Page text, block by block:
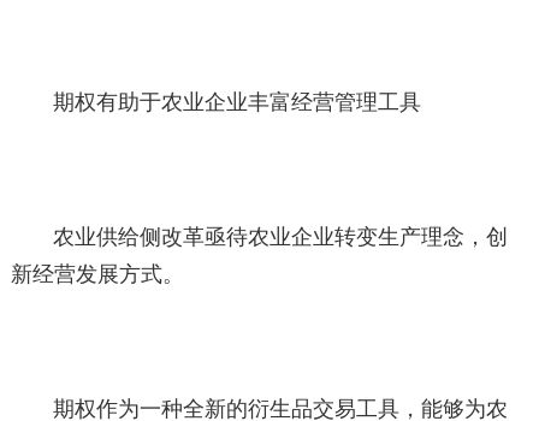
期权有助于农业企业丰富经营管理工具
农业供给侧改革亟待农业企业转变生产理念，创
新经营发展方式。
期权作为一种全新的衍生品交易工具，能够为农